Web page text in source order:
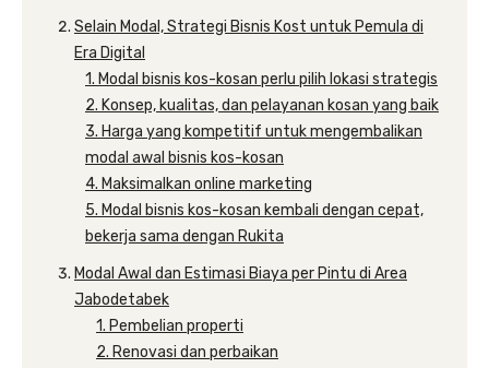
Selain Modal, Strategi Bisnis Kost untuk Pemula di
Era Digital
1. Modal bisnis kos-kosan perlu pilih lokasi strategis
2. Konsep, kualitas, dan pelayanan kosan yang baik
3. Harga yang kompetitif untuk mengembalikan
modal awal bisnis kos-kosan
4. Maksimalkan online marketing
5. Modal bisnis kos-kosan kembali dengan cepat,
bekerja sama dengan Rukita
Modal Awal dan Estimasi Biaya per Pintu di Area
Jabodetabek
1. Pembelian properti
2. Renovasi dan perbaikan